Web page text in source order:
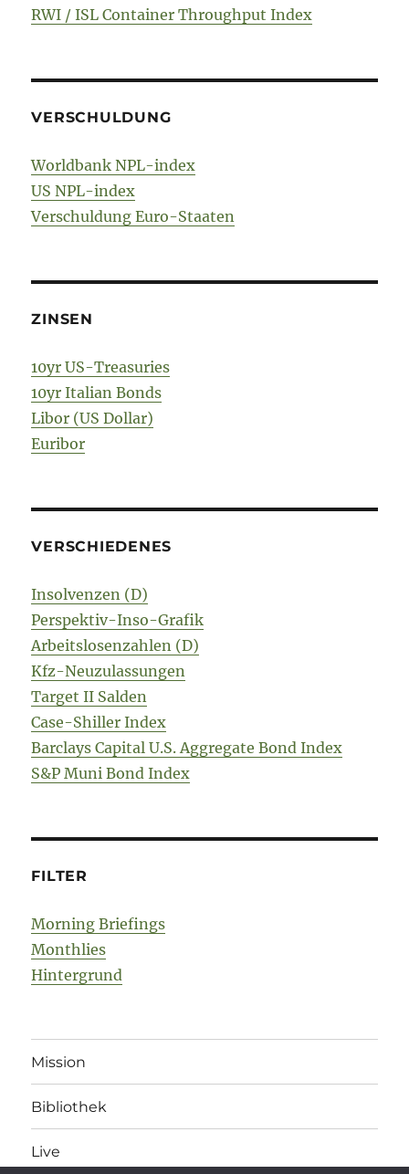
RWI / ISL Container Throughput Index
VERSCHULDUNG
Worldbank NPL-index
US NPL-index
Verschuldung Euro-Staaten
ZINSEN
10yr US-Treasuries
10yr Italian Bonds
Libor (US Dollar)
Euribor
VERSCHIEDENES
Insolvenzen (D)
Perspektiv-Inso-Grafik
Arbeitslosenzahlen (D)
Kfz-Neuzulassungen
Target II Salden
Case-Shiller Index
Barclays Capital U.S. Aggregate Bond Index
S&P Muni Bond Index
FILTER
Morning Briefings
Monthlies
Hintergrund
Mission
Bibliothek
Live